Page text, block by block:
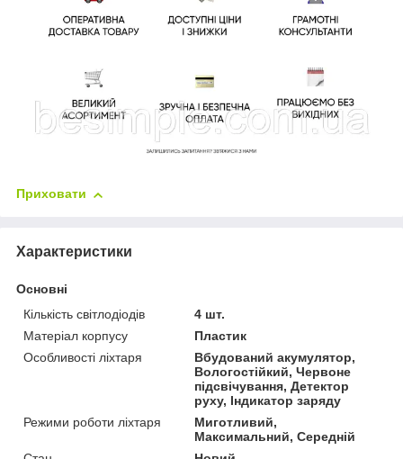
Приховати
Характеристики
Основні
Кількість світлодіодів
4 шт.
Матеріал корпусу
Пластик
Особливості ліхтаря
Вбудований акумулятор,
Вологостійкий, Червоне
підсвічування, Детектор
руху, Індикатор заряду
Режими роботи ліхтаря
Миготливий,
Максимальний, Середній